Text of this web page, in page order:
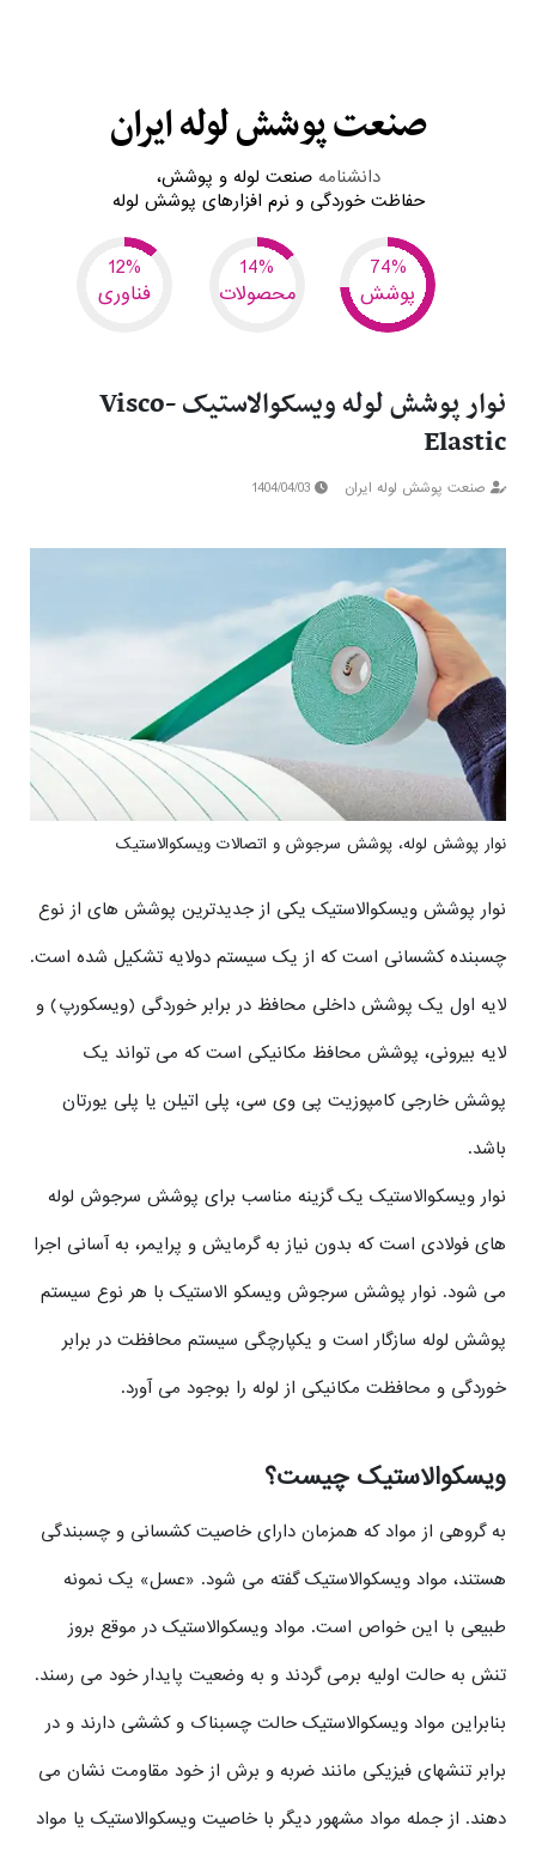
صنعت پوشش لوله ایران
دانشنامهصنعت لوله و پوشش،
حفاظت خوردگی و نرم افزارهای پوشش لوله
فناوری محصولات
7
پوشش
37
نوار پوشش لوله ویسکوالاستیک Visco-
Elastic
صنعت پوشش لوله ایران 1404/04/03
نوار پوشش لوله، پوشش سرجوش و اتصالات ویسکوالاستیک
نوار پوشش ویسکوالاستیک یکی از جدیدترین پوشش های از نوع
چسبنده کشسانی است که از یک سیستم دولایه تشکیل شده است.
لایه اول یک پوشش داخلی محافظ در برابر خوردگی (ویسکورپ) و
لایه بیرونی، پوشش محافظ مکانیکی است که می تواند یک
پوشش خارجی کامپوزیت پی وی سی، پلی اتیلن یا پلی یورتان
باشد.
نوار ویسکوالاستیک یک گزینه مناسب برای پوشش سرجوش لوله
های فولادی است که بدون نیاز به گرمایش و پرایمر، به آسانی اجرا
می شود. نوار پوشش سرجوش ویسکو الاستیک با هر نوع سیستم
پوشش لوله سازگار است و یکپارچگی سیستم محافظت در برابر
خوردگی و محافظت مکانیکی از لوله را بوجود می آورد.
ویسکوالاستیک چیست؟
به گروهی از مواد که همزمان دارای خاصیت کشسانی و چسبندگی
هستند، مواد ویسکوالاستیک گفته می شود. «عسل» یک نمونه
طبیعی با این خواص است. مواد ویسکوالاستیک در موقع بروز
تنش به حالت اولیه برمی گردند و به وضعیت پایدار خود می رسند.
بنابراین مواد ویسکوالاستیک حالت چسبناک و کششی دارند و در
برابر تنشهای فیزیکی مانند ضربه و برش از خود مقاومت نشان می
دهند. از جمله مواد مشهور دیگر با خاصیت ویسکوالاستیک یا مواد